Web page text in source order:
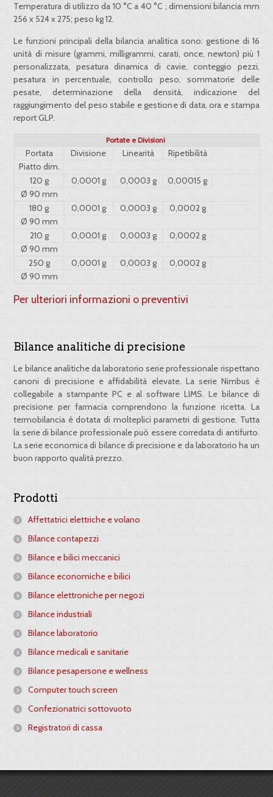
Temperatura di utilizzo da 10 °C a 40 °C ; dimensioni bilancia mm
256 x 524 x 275; peso kg 12.
Le funzioni principali della bilancia analitica sono: gestione di 16
unità di misure (grammi, milligrammi, carati, once, newton) più 1
personalizzata, pesatura dinamica di cavie, conteggio pezzi,
pesatura in percentuale, controllo peso, sommatorie delle
pesate, determinazione della densità, indicazione del
raggiungimento del peso stabile e gestione di data, ora e stampa
report GLP.
Portate e Divisioni
Portata Divisione Linearità
Ripetibilità
Piatto dim.
120 g
0,0001 g 0,0003 g
0,00015 g
Ø 90 mm
180 g
0,0001 g 0,0003 g
0,0002 g
Ø 90 mm
210 g
0,0001 g 0,0003 g
0,0002 g
Ø 90 mm
250 g
0,0001 g 0,0003 g
0,0002 g
Ø 90 mm
Per ulteriori informazioni o preventivi
Bilance analitiche di precisione
Le bilance analitiche da laboratorio serie professionale rispettano
canoni di precisione e affidabilità elevate. La serie Nimbus è
collegabile a stampante PC e al software LIMS. Le bilance di
precisione per farmacia comprendono la funzione ricetta. La
termobilancia è dotata di molteplici parametri di gestione. Tutta
la serie di bilance professionale può essere corredata di antifurto.
La serie economica di bilance di precisione e da laboratorio ha un
buon rapporto qualità prezzo.
Prodotti
Affettatrici elettriche e volano
Bilance contapezzi
Bilance e bilici meccanici
Bilance economiche e bilici
Bilance elettroniche per negozi
Bilance industriali
Bilance laboratorio
Bilance medicali e sanitarie
Bilance pesapersone e wellness
Computer touch screen
Confezionatrici sottovuoto
Registratori di cassa